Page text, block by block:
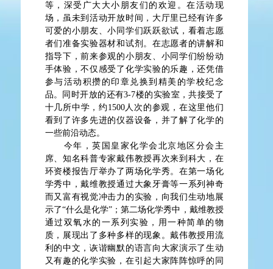
等，深受广大大小朋友们的欢迎。在活动现
场，虽未到活动开放时间，大厅里已经有许多
可爱的小朋友、小同学们跃跃欲试，看着志愿
者们准备实验器材和试剂。在志愿者的讲解和
指导下，前来参观的小朋友、小同学们纷纷动
手体验，不仅感受了化学实验的乐趣，还凭借
参与活动积攒的印章兑换到精美的学校纪念
品。同时开放的还有3-7楼的实验室，共接受了
十几所中学，约1500人次的参观，在这里他们
看到了许多先进的仪器设备，并了解了化学的
一些前沿动态。
今年，英国皇家化学会北京地区分会主
席、知名科普专家戴伟教授再次来到科大，在
环资楼报告厅举办了两场化学秀。在第一场化
学秀中，戴维教授通过大象牙膏等一系列神奇
而又富有视觉冲击力的实验，向我们生动地展
示了“什么是化学”；第二场化学秀中，戴维教授
通过双氧水的一系列实验，用一种简单的物
质，展现出了多种多样的现象。戴伟教授用流
利的中文，诙谐幽默的语言向大家演示了生动
又有趣的化学实验，在引起大家阵阵惊呼的同